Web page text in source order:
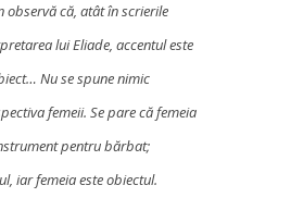
că, atât în scrierile
lui Eliade, accentul este
Nu se spune nimic
femeii. Se pare că femeia
pentru bărbat;
iar femeia este obiectul.